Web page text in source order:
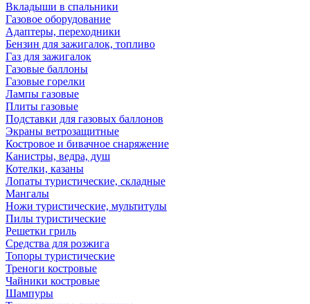
Вкладыши в спальники
Газовое оборудование
Адаптеры, переходники
Бензин для зажигалок, топливо
Газ для зажигалок
Газовые баллоны
Газовые горелки
Лампы газовые
Плиты газовые
Подставки для газовых баллонов
Экраны ветрозащитные
Костровое и бивачное снаряжение
Канистры, ведра, душ
Котелки, казаны
Лопаты туристические, складные
Мангалы
Ножи туристические, мультитулы
Пилы туристические
Решетки гриль
Средства для розжига
Топоры туристические
Треноги костровые
Чайники костровые
Шампуры